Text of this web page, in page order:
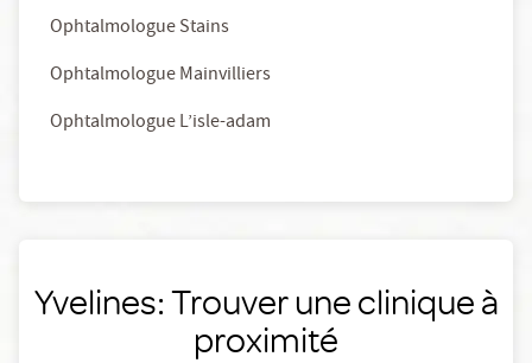
Ophtalmologue Stains
Ophtalmologue Mainvilliers
Ophtalmologue L’isle-adam
Yvelines: Trouver une clinique à
proximité